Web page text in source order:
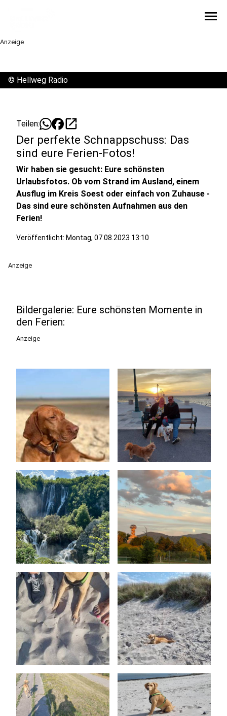
menu
Anzeige
© Hellweg Radio
Teilen: open_in_new
Der perfekte Schnappschuss: Das
sind eure Ferien-Fotos!
Wir haben sie gesucht: Eure schönsten
Urlaubsfotos. Ob vom Strand im Ausland, einem
Ausflug im Kreis Soest oder einfach von Zuhause -
Das sind eure schönsten Aufnahmen aus den
Ferien!
Veröffentlicht: Montag, 07.08.2023 13:10
Anzeige
Bildergalerie: Eure schönsten Momente in
den Ferien:
Anzeige